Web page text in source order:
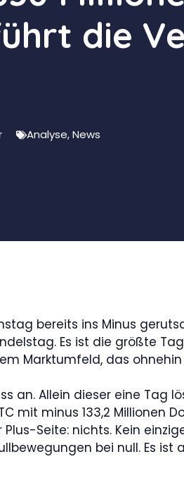
die
Analyse,News
bereits ins Minus
Es ist die größte
Marktumfeld, das
an. Allein dieser eine
mit minus 133,2 Millionen
Plus-Seite: nichts. Kein
bei null. Es